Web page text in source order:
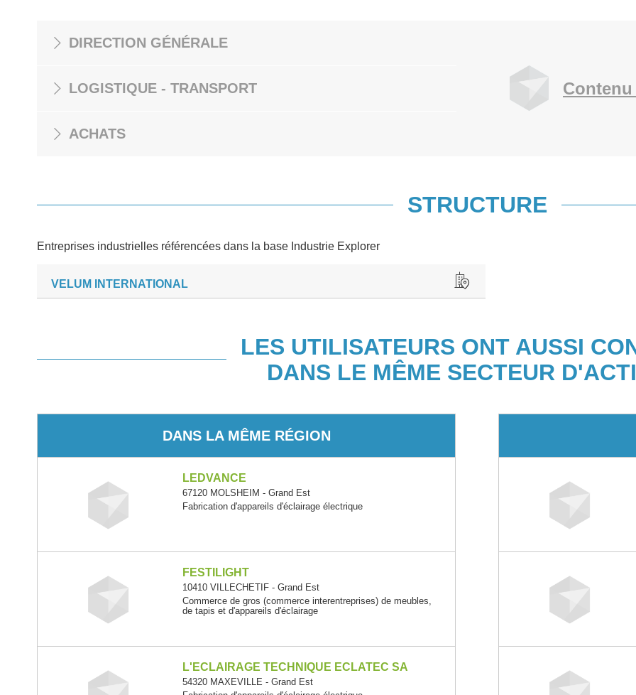
DIRECTION GÉNÉRALE
LOGISTIQUE - TRANSPORT
ACHATS
STRUCTURE
Entreprises industrielles référencées dans la base Industrie Explorer
VELUM INTERNATIONAL
LES UTILISATEURS ONT AUSSI
DANS LE MÊME SECTEUR
DANS LA MÊME RÉGION
LEDVANCE
67120 MOLSHEIM - Grand Est
Fabrication d'appareils d'éclairage électrique
FESTILIGHT
10410 VILLECHETIF - Grand Est
Commerce de gros (commerce interentreprises) de meubles,
de tapis et d'appareils d'éclairage
L'ECLAIRAGE TECHNIQUE ECLATEC SA
54320 MAXEVILLE - Grand Est